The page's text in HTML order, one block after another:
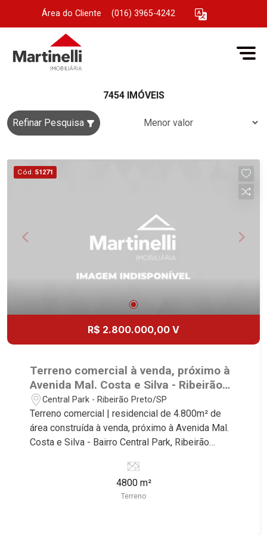
Área do Cliente (016) 3965-4242
7454 IMÓVEIS
Refinar Pesquisa
Cód. 51271
R$ 2.800.000,00 V
Terreno comercial à venda, próximo à
Avenida Mal. Costa e Silva - Ribeirão
Preto/SP.
Central Park - Ribeirão Preto/SP
Terreno comercial | residencial de 4.800m² de
área construída à venda, próximo à Avenida Mal.
Costa e Silva - Bairro Central Park, Ribeirão
imóvel que a Martinelli Imobiliária selecionou
aprovado de 96 apartamentos de uma vaga com
4800 m²
Terreno